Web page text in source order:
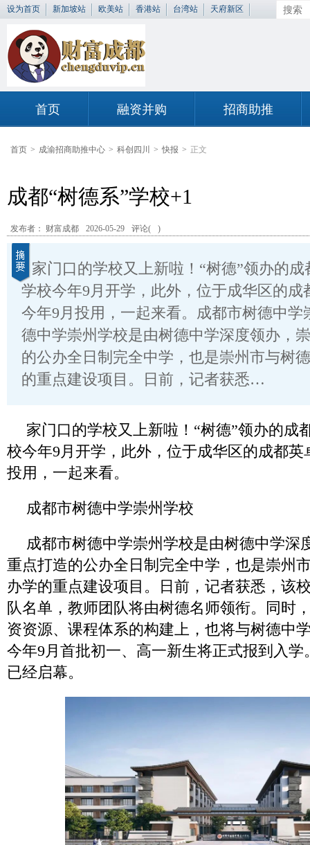
设为首页 新加坡站 欧美站 香港站 台湾站 天府新区
首页 融资并购 招商助推
首页 > 成渝招商助推中心 > 科创四川 > 快报 > 正文
成都“树德系”学校+1
发布者： 财富成都 2026-05-29 评论( )
家门口的学校又上新啦！“树德”领办的
学校今年9月开学，此外，位于成华区的成
今年9月投用，一起来看。成都市树德中学
德中学崇州学校是由树德中学深度领办，
的公办全日制完全中学，也是崇州市与树
的重点建设项目。日前，记者获悉…
家门口的学校又上新啦！“树德”领办的成
校今年9月开学，此外，位于成华区的成都英
投用，一起来看。
成都市树德中学崇州学校
成都市树德中学崇州学校是由树德中学深
重点打造的公办全日制完全中学，也是崇州
办学的重点建设项目。日前，记者获悉，该
队名单，教师团队将由树德名师领衔。同时
资资源、课程体系的构建上，也将与树德中
今年9月首批初一、高一新生将正式报到入
已经启幕。